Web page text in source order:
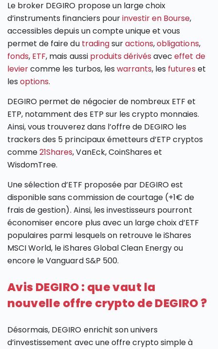
Le broker DEGIRO propose un large choix
d’instruments financiers pourinvestir en Bourse,
accessibles depuis un compte unique et vous
permet de faire du tradingsuractions,obligations,
fonds, ETF, mais aussi produits dérivés aveceffet de
leviercomme les turbos, les warrants, les futures et
lesoptions.
DEGIRO permet de négocier de nombreux ETF et
ETP, notamment des ETP sur les crypto monnaies.
Ainsi, vous trouverez dans l’offre de DEGIRO les
trackers des 5 principaux émetteurs d’ETP cryptos
comme21Shares, VanEck, CoinShares et
WisdomTree.
Une sélection d’ETF proposée par DEGIRO est
disponible sans commission de courtage (+1€ de
frais de gestion). Ainsi, les investisseurs pourront
économiser encore plus avec un large choix d’ETF
populaires parmi lesquels on retrouve le iShares
MSCI World, le iShares Global Clean Energy ou
encore le Vanguard S&P 500.
Avis DEGIRO : que vaut la
nouvelle offre crypto de DEGIRO ?
Désormais, DEGIRO enrichit son univers
d’investissement avec une offre crypto simple à